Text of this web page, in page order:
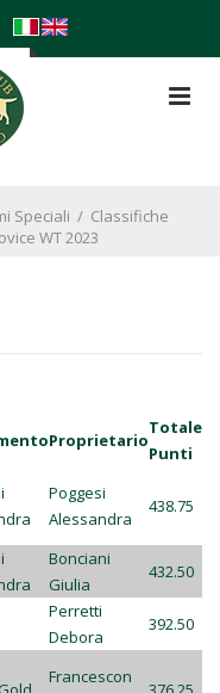
Speciali / Classifiche
WT 2023
Proprietario
Totale
Punti
Poggesi
Alessandra
438.75
Bonciani
Giulia
432.50
Perretti
Debora
392.50
Francescon